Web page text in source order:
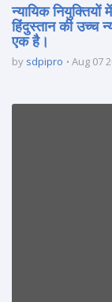
न्यायिक
हिंदुस्तान की उच्च
एक है।
by sdpipro Aug 07